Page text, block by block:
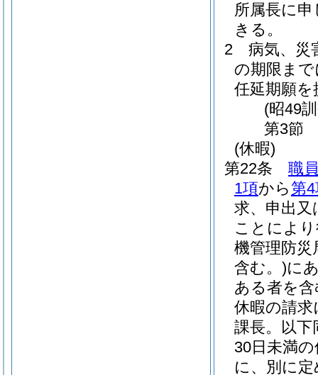
所属長に
きる。
2
病気、災
の期限ま
任延期願
(昭49
第3節
(休暇)
第22条
職
1項から第
求、申出
ことによ
機管理防災
含む。)に
ある者を
休暇の請
課長。以下
30日未満
に、別に